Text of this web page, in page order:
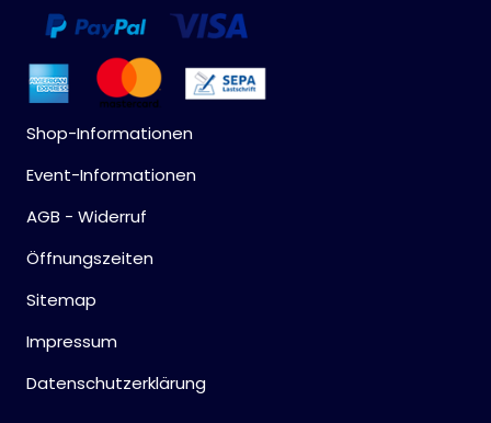
Shop-Informationen
Event-Informationen
AGB - Widerruf
Öffnungszeiten
Sitemap
Impressum
Datenschutzerklärung